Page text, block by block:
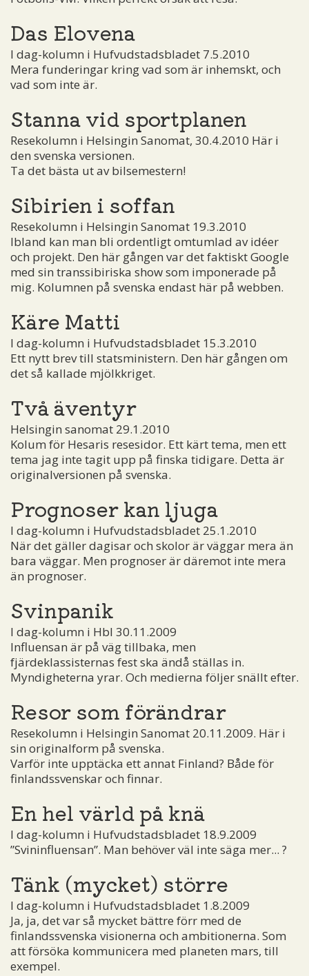
Das Elovena
I dag-kolumn i Hufvudstadsbladet 7.5.2010
Mera funderingar kring vad som är inhemskt, och
vad som inte är.
Stanna vid sportplanen
Resekolumn i Helsingin Sanomat, 30.4.2010 Här i
den svenska versionen.
Ta det bästa ut av bilsemestern!
Sibirien i soffan
Resekolumn i Helsingin Sanomat 19.3.2010
Ibland kan man bli ordentligt omtumlad av idéer
och projekt. Den här gången var det faktiskt Google
med sin transsibiriska show som imponerade på
mig. Kolumnen på svenska endast här på webben.
Käre Matti
I dag-kolumn i Hufvudstadsbladet 15.3.2010
Ett nytt brev till statsministern. Den här gången om
det så kallade mjölkkriget.
Två äventyr
Helsingin sanomat 29.1.2010
Kolum för Hesaris resesidor. Ett kärt tema, men ett
tema jag inte tagit upp på finska tidigare. Detta är
originalversionen på svenska.
Prognoser kan ljuga
I dag-kolumn i Hufvudstadsbladet 25.1.2010
När det gäller dagisar och skolor är väggar mera än
bara väggar. Men prognoser är däremot inte mera
än prognoser.
Svinpanik
I dag-kolumn i Hbl 30.11.2009
Influensan är på väg tillbaka, men
fjärdeklassisternas fest ska ändå ställas in.
Myndigheterna yrar. Och medierna följer snällt efter.
Resor som förändrar
Resekolumn i Helsingin Sanomat 20.11.2009. Här i
sin originalform på svenska.
Varför inte upptäcka ett annat Finland? Både för
finlandssvenskar och finnar.
En hel värld på knä
I dag-kolumn i Hufvudstadsbladet 18.9.2009
”Svininfluensan”. Man behöver väl inte säga mer... ?
Tänk (mycket) större
I dag-kolumn i Hufvudstadsbladet 1.8.2009
Ja, ja, det var så mycket bättre förr med de
finlandssvenska visionerna och ambitionerna. Som
att försöka kommunicera med planeten mars, till
exempel.